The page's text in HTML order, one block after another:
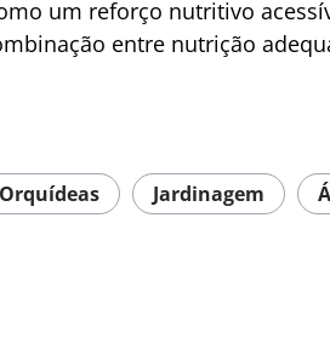
um reforço nutritivo
entre nutrição
Jardinagem